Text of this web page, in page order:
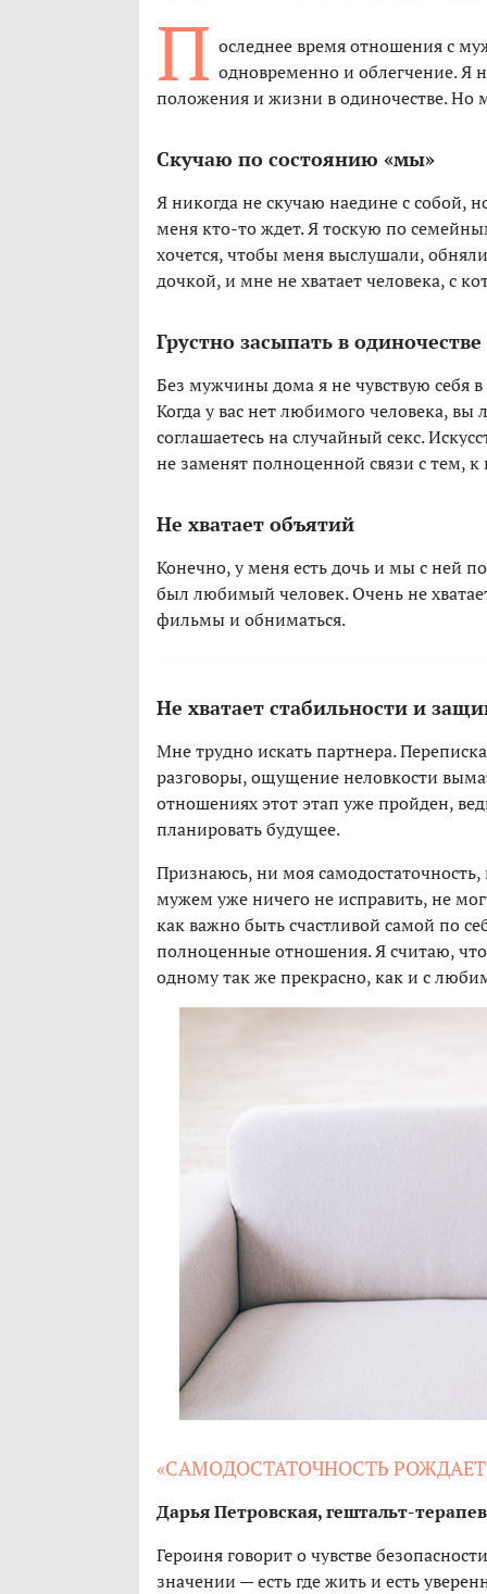
П оследнее время отношения с
одновременно и облегчение. Я
положения и жизни в одиночестве. Но
Скучаю по состоянию «мы»
Я никогда не скучаю наедине с собой,
меня кто-то ждет. Я тоскую по
хочется, чтобы меня выслушали,
дочкой, и мне не хватает человека, с
Грустно засыпать в одиночестве
Без мужчины дома я не чувствую себя
Когда у вас нет любимого человека,
соглашаетесь на случайный секс.
не заменят полноценной связи с тем,
Не хватает объятий
Конечно, у меня есть дочь и мы с ней
был любимый человек. Очень не
фильмы и обниматься.
Не хватает стабильности и
Мне трудно искать партнера.
разговоры, ощущение неловкости
отношениях этот этап уже пройден,
планировать будущее.
Признаюсь, ни моя
мужем уже ничего не исправить, не
как важно быть счастливой самой по
полноценные отношения. Я считаю,
одному так же прекрасно, как и с
«САМОДОСТАТОЧНОСТЬ
Дарья Петровская, гештальт-
Героиня говорит о чувстве
значении — есть где жить и есть